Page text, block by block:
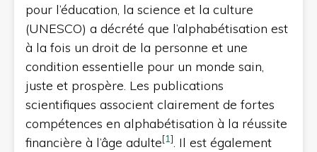
pour l’éducation, la science et la culture
(UNESCO) a décrété que l’alphabétisation est
à la fois un droit de la personne et une
condition essentielle pour un monde sain,
juste et prospère. Les publications
scientifiques associent clairement de fortes
compétences en alphabétisation à la réussite
financière à l’âge adulte[1]. Il est également